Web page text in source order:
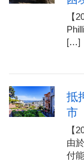
【
[…]
抵
市
【
由
付